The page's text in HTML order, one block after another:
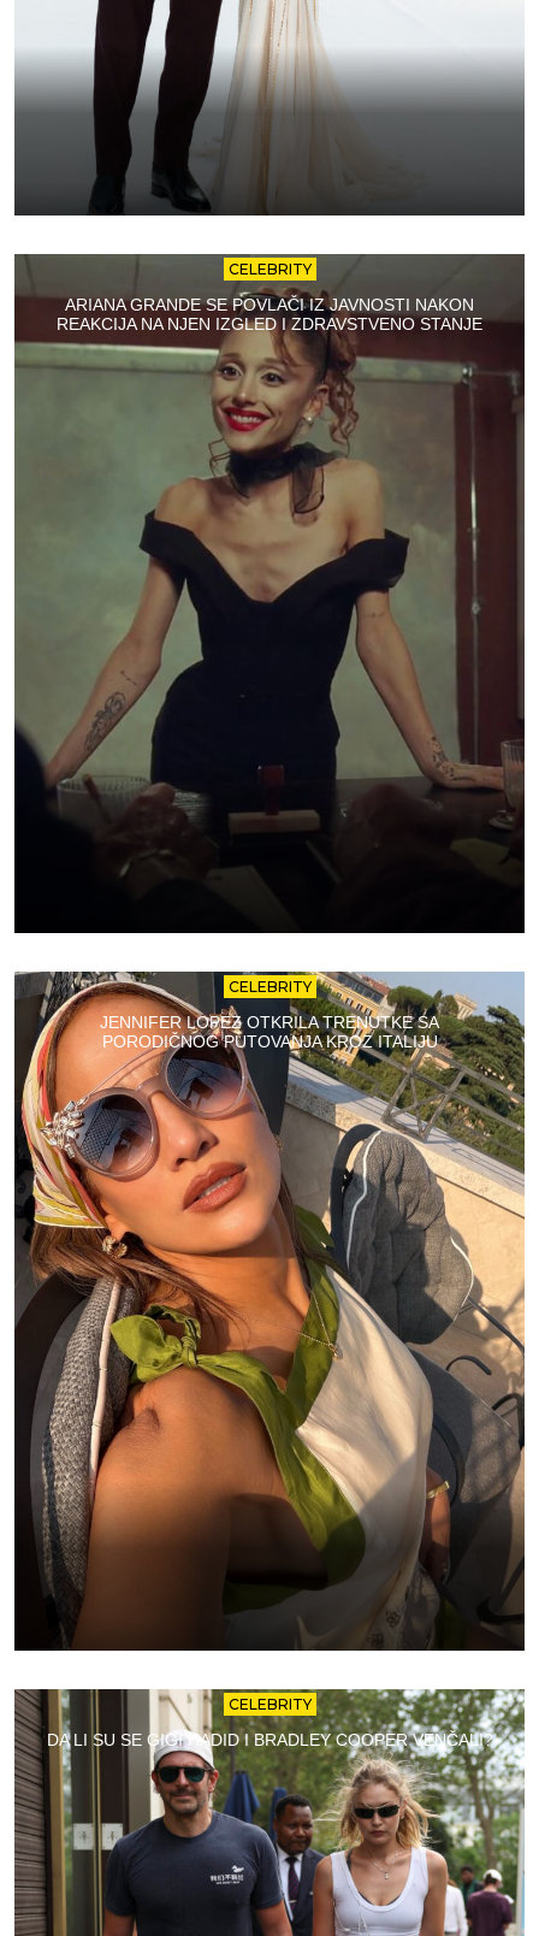
CELEBRITY
ARIANA GRANDE SE POVLAČI IZ JAVNOSTI NAKON
REAKCIJA NA NJEN IZGLED I ZDRAVSTVENO STANJE
CELEBRITY
JENNIFER LOPEZ OTKRILA TRENUTKE SA
PORODIČNOG PUTOVANJA KROZ ITALIJU
CELEBRITY
DA LI SU SE GIGI HADID I BRADLEY COOPER VENČALI?